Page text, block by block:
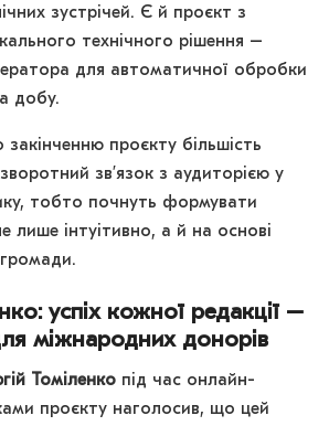
зустрічей. Є й проєкт з
технічного рішення –
для автоматичної обробки
добу.
проєкту більшість
зв’язок з аудиторією у
тобто почнуть формувати
лише інтуітивно, а й на основі
успіх кожної редакції –
міжнародних донорів
Томіленко під час онлайн-
проєкту наголосив, що цей